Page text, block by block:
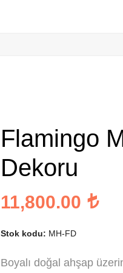
Flamingo
Dekoru
11,800.00
Stok kodu: MH-FD
Boyalı doğal ahşap